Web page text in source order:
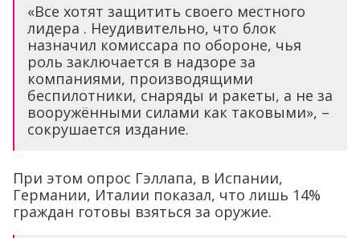
«Все хотят защитить своего местного
лидера . Неудивительно, что блок
назначил комиссара по обороне, чья
роль заключается в надзоре за
компаниями, производящими
беспилотники, снаряды и ракеты, а не за
вооружёнными силами как таковыми», –
сокрушается издание.
При этом опрос Гэллапа, в Испании,
Германии, Италии показал, что лишь 14%
граждан готовы взяться за оружие.